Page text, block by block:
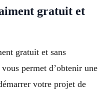
gratuit et
gratuit et sans
permet d’obtenir une
votre projet de